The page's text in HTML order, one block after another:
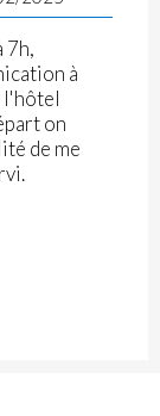
7h,
à
l'hôtel
on
de me